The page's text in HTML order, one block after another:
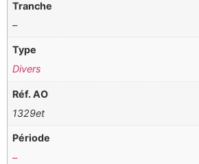
Tranche
–
Type
Divers
Réf. AO
1329et
Période
–